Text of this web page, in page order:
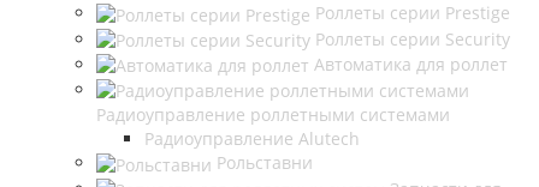
Роллеты серии Prestige
Роллеты серии Security
Автоматика для роллет
Радиоуправление роллетными системами
Радиоуправление Alutech
Рольставни